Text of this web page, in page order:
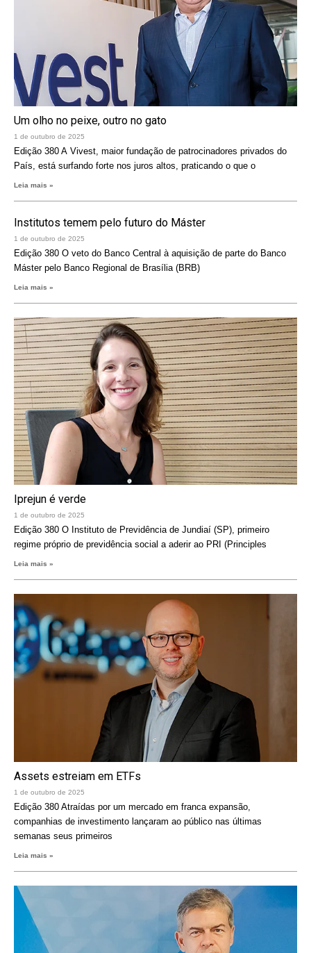
Um olho no peixe, outro no gato
1 de outubro de 2025
Edição 380 A Vivest, maior fundação de patrocinadores privados do
País, está surfando forte nos juros altos, praticando o que o
Leia mais »
Institutos temem pelo futuro do Máster
1 de outubro de 2025
Edição 380 O veto do Banco Central à aquisição de parte do Banco
Máster pelo Banco Regional de Brasília (BRB)
Leia mais »
Iprejun é verde
1 de outubro de 2025
Edição 380 O Instituto de Previdência de Jundiaí (SP), primeiro
regime próprio de previdência social a aderir ao PRI (Principles
Leia mais »
Assets estreiam em ETFs
1 de outubro de 2025
Edição 380 Atraídas por um mercado em franca expansão,
companhias de investimento lançaram ao público nas últimas
semanas seus primeiros
Leia mais »